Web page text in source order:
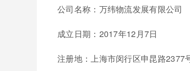
公司名称：万纬物流发展有限公司
成立日期：2017年12月7日
注册地：上海市闵行区申昆路2377